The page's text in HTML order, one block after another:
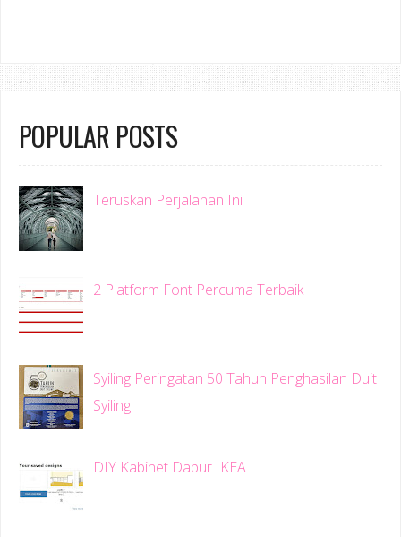
POPULAR POSTS
Teruskan Perjalanan Ini
2 Platform Font Percuma Terbaik
Syiling Peringatan 50 Tahun Penghasilan Duit
Syiling
DIY Kabinet Dapur IKEA